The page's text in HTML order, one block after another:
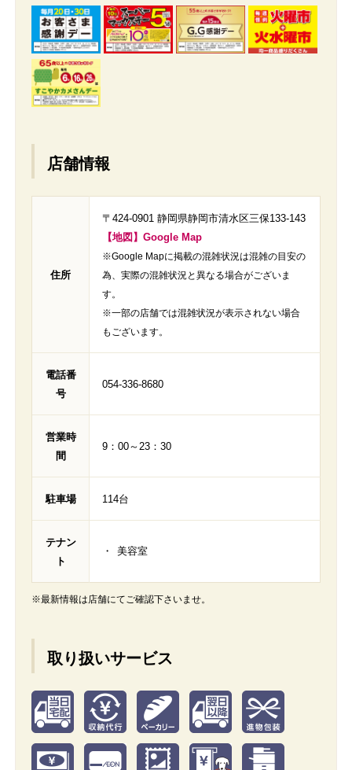
店舗情報
住所
〒424-0901 静岡県静岡市清水区三保133-143
【地図】Google Map
※Google Mapに掲載の混雑状況は混雑の目安の
為、実際の混雑状況と異なる場合がございま
す。
※一部の店舗では混雑状況が表示されない場合
もございます。
電話番
号
054-336-8680
営業時
間
9：00～23：30
駐車場 114台
テナン
ト
美容室
※最新情報は店舗にてご確認下さいませ。
取り扱いサービス